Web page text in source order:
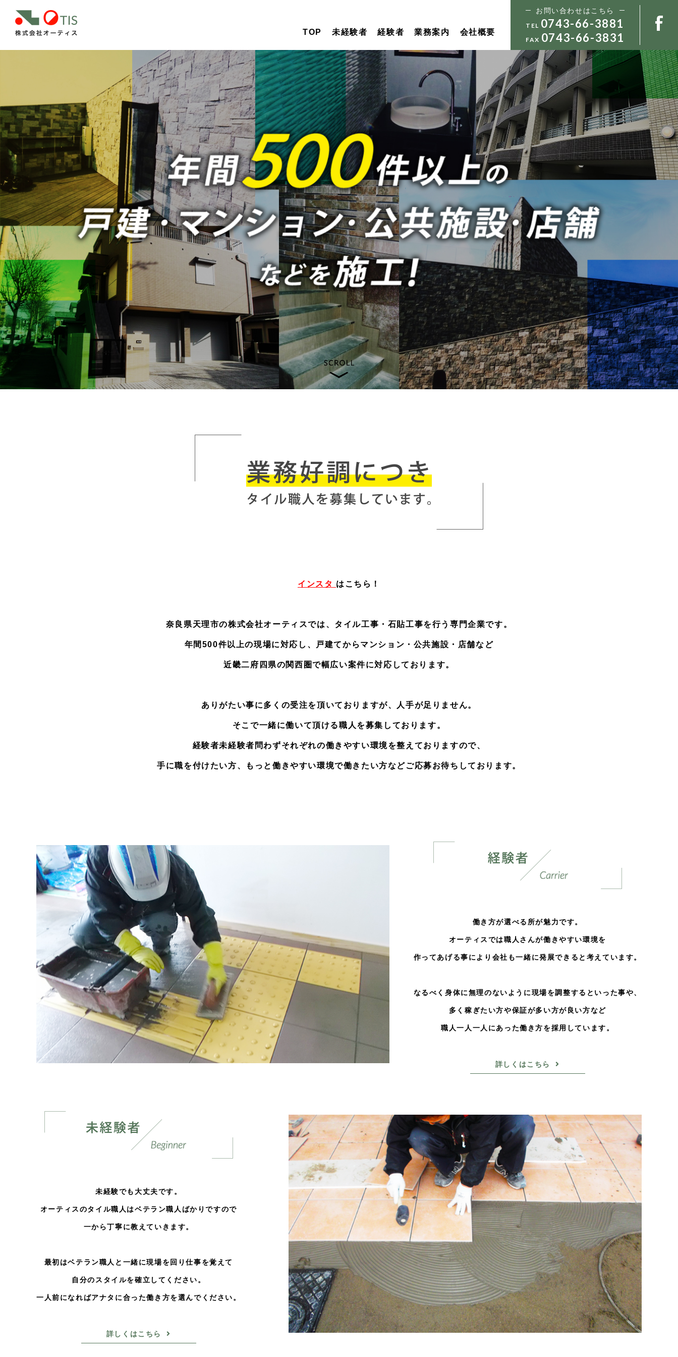
TOP 未経験者 経験者 業務案内 会社概要
お問い合わせはこちら
TEL 0743-66-3881
FAX 0743-66-3831
職人さんの働きやすい環境を作り、共に発展して
業務好調につき未経験・経験者も大歓迎!
未経験者はこちら
beginner
経験者はこちら
Carrier
インスタ はこちら！
奈良県天理市の株式会社オーティスでは、タイル工事・石貼工事を行う専門企業です。
年間500件以上の現場に対応し、戸建てからマンション・公共施設・店舗など
近畿二府四県の関西圏で幅広い案件に対応しております。
ありがたい事に多くの受注を頂いておりますが、人手が足りません。
そこで一緒に働いて頂ける職人を募集しております。
経験者未経験者問わずそれぞれの働きやすい環境を整えておりますので、
手に職を付けたい方、もっと働きやすい環境で働きたい方などご応募お待ちしております。
働き方が選べる所が魅力です。
オーティスでは職人さんが働きやすい環境を
作ってあげる事により会社も一緒に発展できると考えています。
なるべく身体に無理のないように現場を調整するといった事や、
多く稼ぎたい方や保証が多い方が良い方など
職人一人一人にあった働き方を採用しています。
詳しくはこちら
未経験でも大丈夫です。
オーティスのタイル職人はベテラン職人ばかりですので
一から丁寧に教えていきます。
最初はベテラン職人と一緒に現場を回り仕事を覚えて
自分のスタイルを確立してください。
一人前になればアナタに合った働き方を選んでください。
詳しくはこちら